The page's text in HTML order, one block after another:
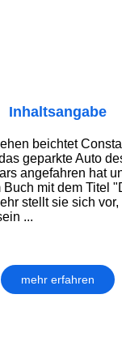
Inhaltsangabe
beichtet
geparkte Auto
angefahren hat
mit dem Titel
stellt sie sich vor,
...
mehr erfahren